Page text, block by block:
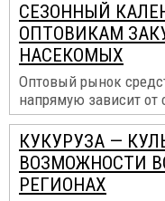
СЕЗОННЫЙ
ОПТОВИКАМ
НАСЕКОМЫХ
Оптовый рынок
напрямую зависит от
КУКУРУЗА —
ВОЗМОЖНОСТИ
РЕГИОНАХ